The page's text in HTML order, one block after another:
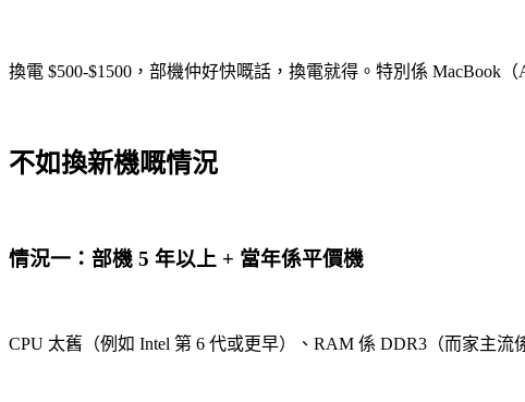
換電 $500-$1500，部機仲好快嘅話，換電就得。特別係 MacBook
不如換新機嘅情況
情況一：部機 5 年以上 + 當年係平價機
CPU 太舊（例如 Intel 第 6 代或更早）、RAM 係 DDR3（而家主